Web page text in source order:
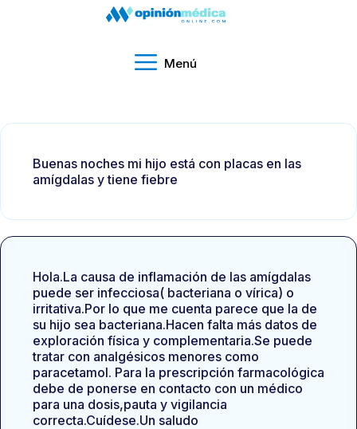
Menú
Buenas noches mi hijo está con placas en las
amígdalas y tiene fiebre
Hola.La causa de inflamación de las amígdalas
puede ser infecciosa( bacteriana o vírica) o
irritativa.Por lo que me cuenta parece que la de
su hijo sea bacteriana.Hacen falta más datos de
exploración física y complementaria.Se puede
tratar con analgésicos menores como
paracetamol. Para la prescripción farmacológica
debe de ponerse en contacto con un médico
para una dosis,pauta y vigilancia
correcta.Cuídese.Un saludo